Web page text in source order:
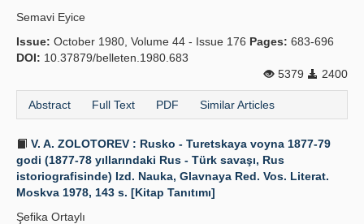
Semavi Eyice
Issue: October 1980, Volume 44 - Issue 176 Pages: 683-696
DOI: 10.37879/belleten.1980.683
5379
2400
Abstract Full Text PDF Similar Articles
V. A. ZOLOTOREV : Rusko - Turetskaya voyna 1877-79
godi (1877-78 yıllarındaki Rus - Türk savaşı, Rus
istoriografisinde) Izd. Nauka, Glavnaya Red. Vos. Literat.
Moskva 1978, 143 s. [Kitap Tanıtımı]
Şefika Ortaylı